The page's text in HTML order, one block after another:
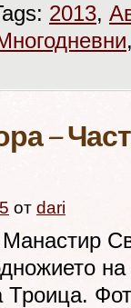
2013,
–
от dari
на
Троица.